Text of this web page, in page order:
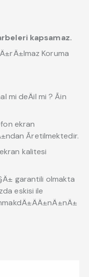
kapsamaz.
Koruma
deÄil mi ? Ãin
ekran
Ãretilmektedir.
kalitesi
garantili olmakta
eskisi ile